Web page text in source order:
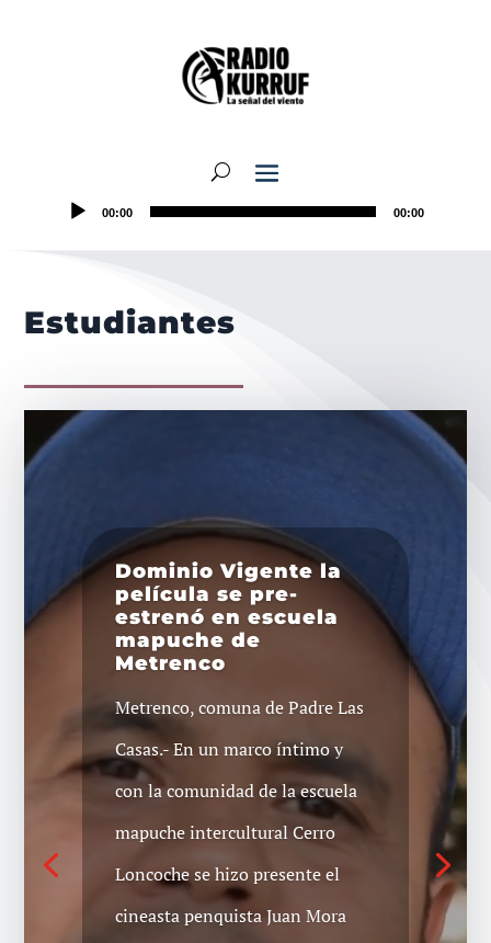
00:00 00:00
Estudiantes
Dominio Vigente la
película se pre-
estrenó en escuela
mapuche de
Metrenco
Metrenco, comuna de Padre Las
Casas.- En un marco íntimo y
con la comunidad de la escuela
mapuche intercultural Cerro
Loncoche se hizo presente el
cineasta penquista Juan Mora
Corte de Valdivia
ordena a Liceo dejar
sin efecto
cancelación de
matrícula y
reincorporación
inmediata de
dirigente estudiantil.
CORTE DE VALDIVIA ORDENA A
CANCELACIÓN DE MATRÍCULA